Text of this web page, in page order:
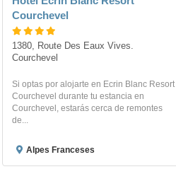
Courchevel
1380, Route Des Eaux Vives.
Courchevel
Si optas por alojarte en Ecrin Blanc Resort
Courchevel durante tu estancia en
Courchevel, estarás cerca de remontes
de...
Alpes Franceses